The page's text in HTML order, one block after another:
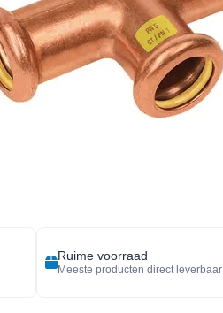
Ruime voorraad
Meeste producten direct leverbaar